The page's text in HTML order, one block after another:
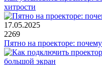
хитрости
17.05.2025
2269
Пятно на проекторе: